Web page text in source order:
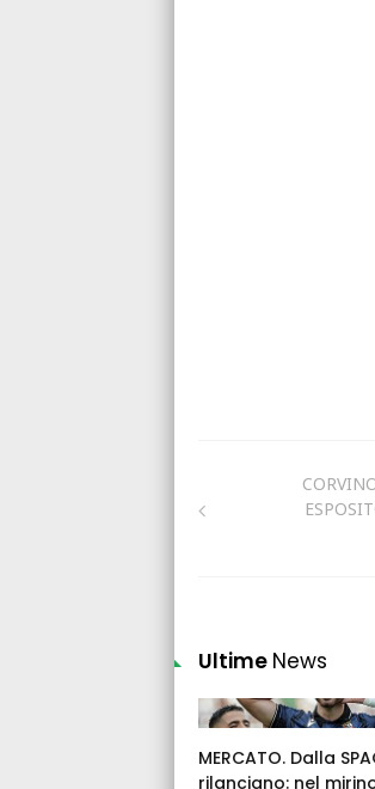
Ultime News
MERCATO. Dalla
rilanciano: nel